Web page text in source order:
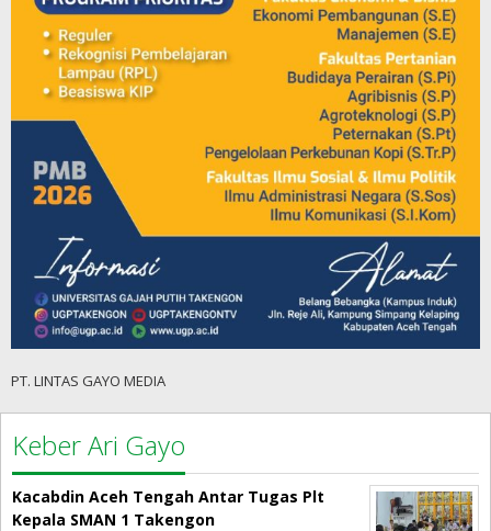
PT. LINTAS GAYO MEDIA
Keber Ari Gayo
Kacabdin Aceh Tengah Antar Tugas Plt
Kepala SMAN 1 Takengon